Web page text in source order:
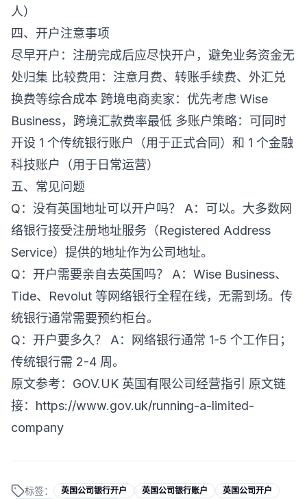
人）
四、开户注意事项
尽早开户：注册完成后应尽快开户，避免业务资金无
处归集 比较费用：注意月费、转账手续费、外汇兑
换费等综合成本 跨境电商卖家：优先考虑 Wise
Business，跨境汇款费率最低 多账户策略：可同时
开设 1 个传统银行账户（用于正式合同）和 1 个金融
科技账户（用于日常运营）
五、常见问题
Q：没有英国地址可以开户吗？ A：可以。大多数网
络银行接受注册地址服务（Registered Address
Service）提供的地址作为公司地址。
Q：开户需要亲自去英国吗？ A：Wise Business、
Tide、Revolut 等网络银行全程在线，无需到场。传
统银行通常需要预约柜台。
Q：开户要多久？ A：网络银行通常 1-5 个工作日；
传统银行需 2-4 周。
原文参考：GOV.UK 英国有限公司经营指引 原文链
接： https://www.gov.uk/running-a-limited-
company
标签： 英国公司银行开户 英国公司银行账户
英国公司开户